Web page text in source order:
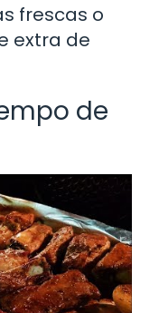
frescas o
extra de
de